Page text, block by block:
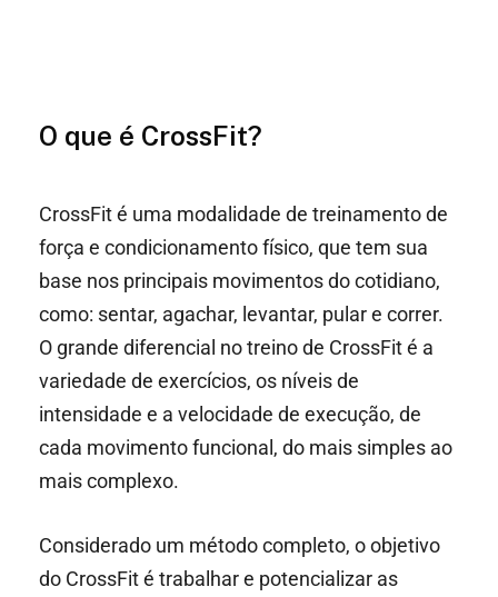
O que é CrossFit?
CrossFit é uma modalidade de treinamento de
força e condicionamento físico, que tem sua
base nos principais movimentos do cotidiano,
como: sentar, agachar, levantar, pular e correr.
O grande diferencial no treino de CrossFit é a
variedade de exercícios, os níveis de
intensidade e a velocidade de execução, de
cada movimento funcional, do mais simples ao
mais complexo.
Considerado um método completo, o objetivo
do CrossFit é trabalhar e potencializar as